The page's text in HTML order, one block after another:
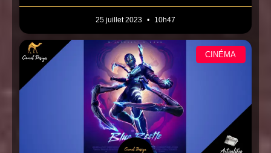
25 juillet 2023 10h47
CINÉMA